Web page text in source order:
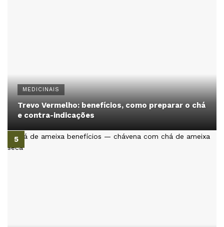
MEDICINAIS
Trevo Vermelho: benefícios, como preparar o chá
e contra-indicações